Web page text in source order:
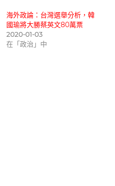
海外政論：台灣選舉分析，韓
國瑜將大勝蔡英文80萬票
2020-01-03
在「政治」中